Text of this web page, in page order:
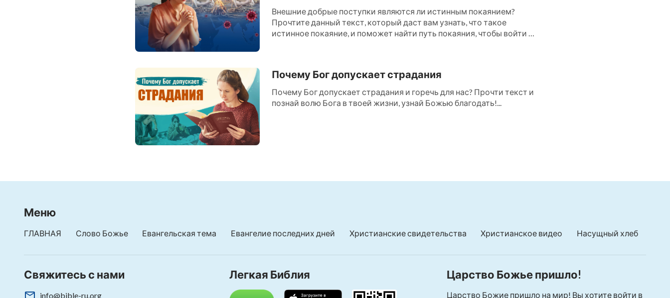
Внешние добрые поступки являются ли истинным покаянием?
Прочтите данный текст, который даст вам узнать, что такое
истинное покаяние, и поможет найти путь покаяния, чтобы войти в
Почему Бог допускает страдания
Почему Бог допускает страдания и горечь для нас? Прочти текст и
познай волю Бога в твоей жизни, узнай Божью благодать!...
Меню
ГЛАВНАЯ Слово Божье Евангельская тема Евангелие последних дней Христианские свидетельства Христианское видео Насущный хлеб
Свяжитесь с нами
info@bible-ru.org
Легкая Библия Царство Божье пришло!
Царство Божие пришло на мир! Вы хотите войти в